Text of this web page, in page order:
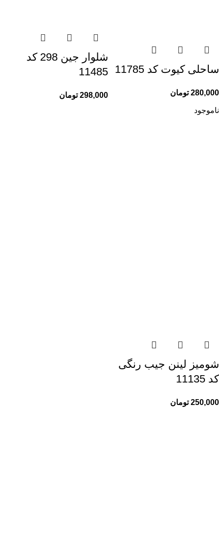
ساحلی کیوت کد 11785
280,000 تومان
شلوار جین 298 کد
11485
298,000 تومان
ناموجود
شومیز لینن جیب رنگی
کد 11135
250,000 تومان